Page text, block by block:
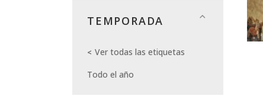
TEMPORADA
Ver todas las etiquetas
Todo el año